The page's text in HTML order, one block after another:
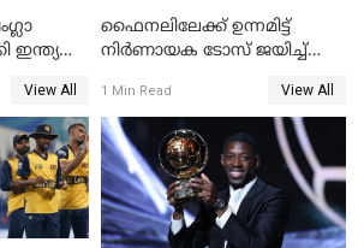
ഇന്ത്യ
View All
ഫൈനലിലേക്ക് ഉന്നമിട്ട്
നിര്‍ണായക ടോസ് ജയിച്ച്
ഇന്ത്യയ്ക്ക് ബാറ്റിംഗ്
1 Min Read View All